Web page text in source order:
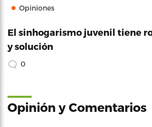
Opiniones
El sinhogarismo juvenil tiene
y solución
0
Opinión y Comentarios